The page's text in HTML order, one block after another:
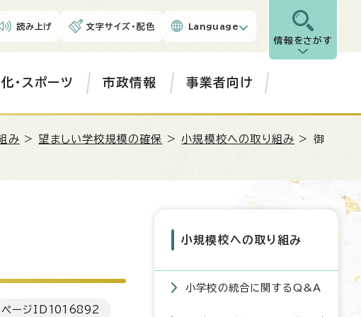
読み上げ 文字サイズ・配色 Language
情報をさがす
・スポーツ 市政情報 事業者向け
み > 望ましい学校規模の確保 >小規模校への取り組み > 御
ページID 1016892
小規模校への取り組み
小学校の統合に関するQ&A